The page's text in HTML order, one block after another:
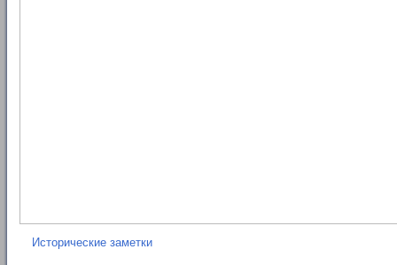
Исторические заметки